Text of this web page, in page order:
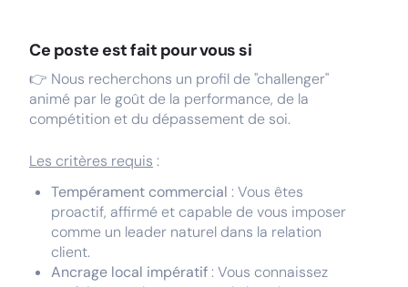
Ce poste est fait pour vous si
👉 Nous recherchons un profil de "challenger"
animé par le goût de la performance, de la
compétition et du dépassement de soi.
Les critères requis :
Tempérament commercial : Vous êtes
proactif, affirmé et capable de vous imposer
comme un leader naturel dans la relation
client.
Ancrage local impératif: Vous connaissez